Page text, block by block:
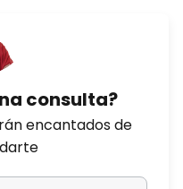
consulta?
encantados de